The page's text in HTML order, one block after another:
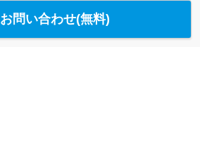
お問い合わせ(無料)